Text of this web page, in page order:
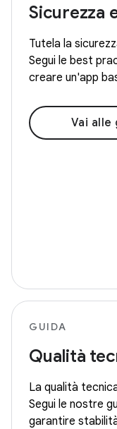
Sicurezza
Tutela la
Segui le best
creare un'app
Vai alle
GUIDA
Qualità
La qualità
Segui le nostre
garantire